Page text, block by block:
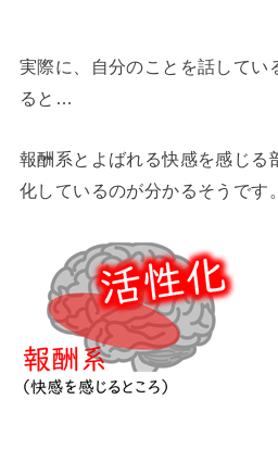
実際に、自分のことを話してい
ると…
報酬系とよばれる快感を感じる
化しているのが分かるそうです。